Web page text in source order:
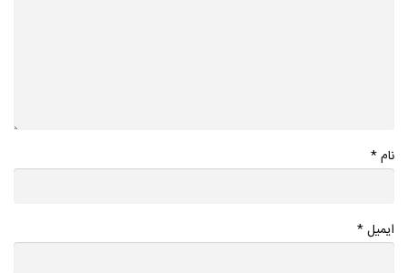
نام*
ایمیل*